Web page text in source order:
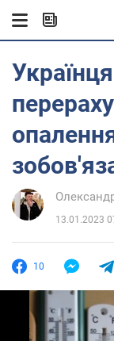
13.01.2023
10